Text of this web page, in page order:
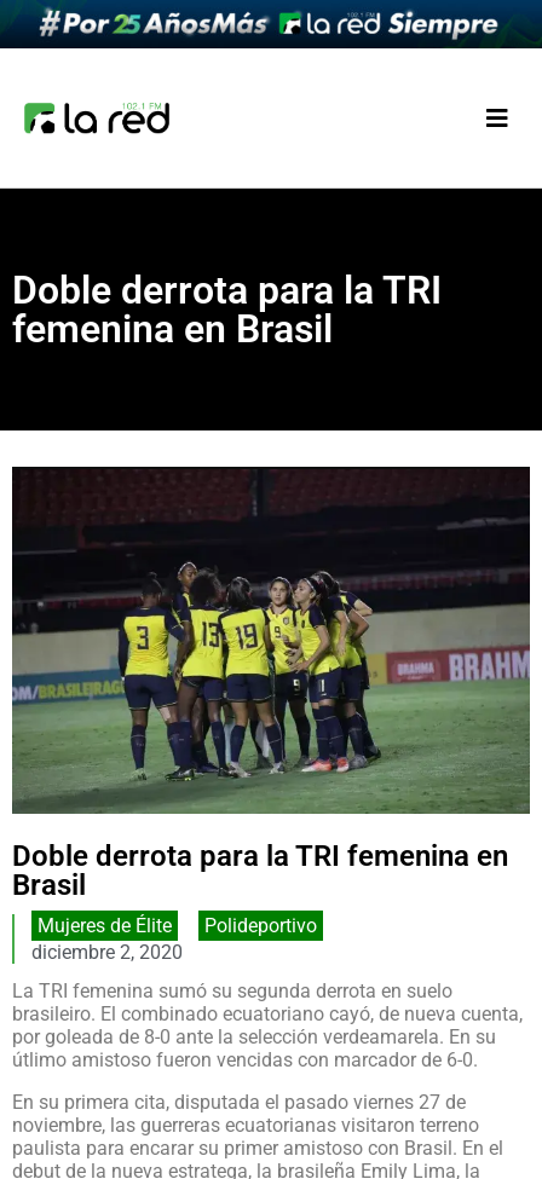
Doble derrota para la TRI
femenina en Brasil
Doble derrota para la TRI femenina en
Brasil
Mujeres de Élite
Polideportivo
diciembre 2, 2020
La TRI femenina sumó su segunda derrota en suelo
brasileiro. El combinado ecuatoriano cayó, de nueva cuenta,
por goleada de 8-0 ante la selección verdeamarela. En su
útlimo amistoso fueron vencidas con marcador de 6-0.
En su primera cita, disputada el pasado viernes 27 de
noviembre, las guerreras ecuatorianas visitaron terreno
paulista para encarar su primer amistoso con Brasil. En el
debut de la nueva estratega, la brasileña Emily Lima, la